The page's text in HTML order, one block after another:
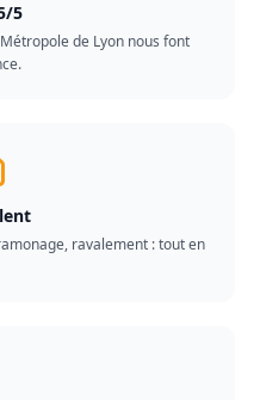
5
de Lyon nous font
ravalement : tout en